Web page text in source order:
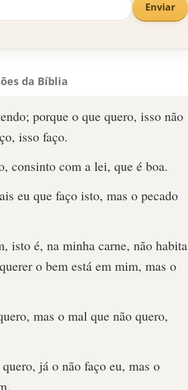
Enviar
da Bíblia
porque o que quero, isso não
isso faço.
consinto com a lei, que é boa.
eu que faço isto, mas o pecado
isto é, na minha carne, não habita
o bem está em mim, mas o
mas o mal que não quero,
já o não faço eu, mas o